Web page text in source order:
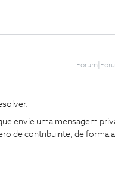
envie uma mensagem
de contribuinte, de forma